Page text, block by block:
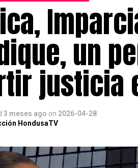
un
justicia
3 meses ago on 2026-04-28
HondusaTV